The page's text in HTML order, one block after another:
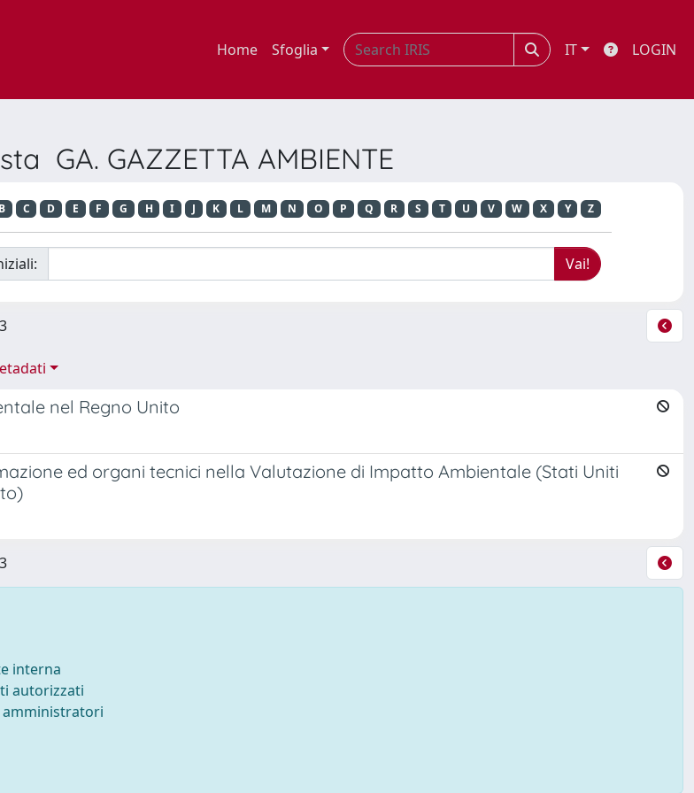
Home Sfoglia IT LOGIN
GA. GAZZETTA AMBIENTE
B C D E F G H I J K L M N O P Q R S T U V W X Y Z
nel Regno Unito
ed organi tecnici nella Valutazione di Impatto Ambientale (Stati Uniti
interna
autorizzati